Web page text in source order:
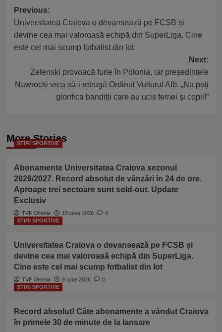
Post
navigation
Previous:
Universitatea Craiova o devansează pe FCSB și
devine cea mai valoroasă echipă din SuperLiga. Cine
este cel mai scump fotbalist din lot
Next:
Zelenski provoacă furie în Polonia, iar președintele
Nawrocki vrea să-i retragă Ordinul Vulturul Alb. „Nu poți
glorifica bandiții care au ucis femei și copii!”
More Stories
STIRI SPORTIVE
Abonamente Universitatea Craiova sezonul
2026/2027. Record absolut de vânzări în 24 de ore.
Aproape trei sectoare sunt sold-out. Update
Exclusiv
TVF Oltenia 10 iunie 2026
0
STIRI SPORTIVE
Universitatea Craiova o devansează pe FCSB și
devine cea mai valoroasă echipă din SuperLiga.
Cine este cel mai scump fotbalist din lot
TVF Oltenia 9 iunie 2026
0
STIRI SPORTIVE
Record absolut! Câte abonamente a vândut Craiova
în primele 30 de minute de la lansare